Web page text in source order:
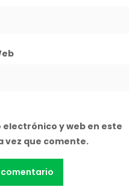
y web en este
vez que comente.